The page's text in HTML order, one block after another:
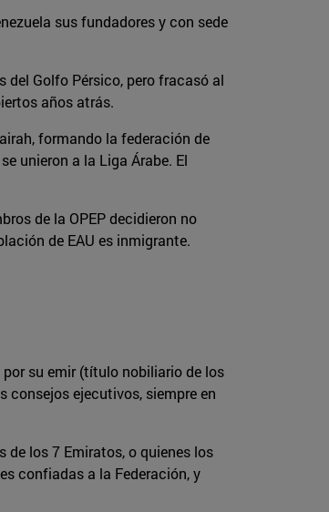
sus fundadores y con sede
del Golfo Pérsico, pero fracasó al
años atrás.
formando la federación de
unieron a la Liga Árabe. El
de la OPEP decidieron no
de EAU es inmigrante.
su emir (título nobiliario de los
consejos ejecutivos, siempre en
de los 7 Emiratos, o quienes los
confiadas a la Federación, y